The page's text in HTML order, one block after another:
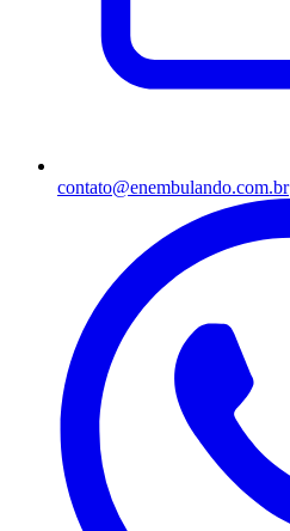
contato@enembulando.com.br